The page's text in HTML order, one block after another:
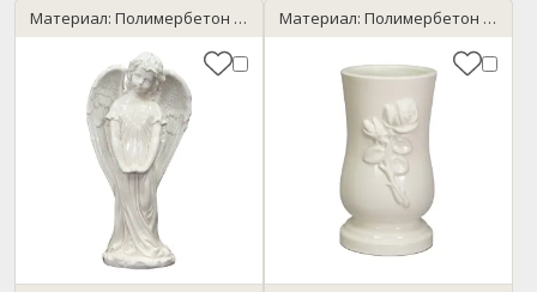
Материал: Полимербетон / мрамор Материал: Полимербетон / мрамор